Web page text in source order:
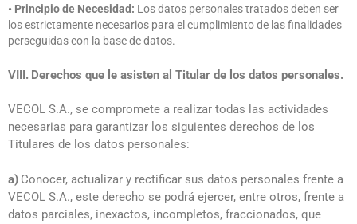
• Principio de Necesidad: Los datos personales tratados deben ser
los estrictamente necesarios para el cumplimiento de las finalidades
perseguidas con la base de datos.
VIII. Derechos que le asisten al Titular de los datos personales.
VECOL S.A., se compromete a realizar todas las actividades
necesarias para garantizar los siguientes derechos de los
Titulares de los datos personales:
a) Conocer, actualizar y rectificar sus datos personales frente a
VECOL S.A., este derecho se podrá ejercer, entre otros, frente a
datos parciales, inexactos, incompletos, fraccionados, que